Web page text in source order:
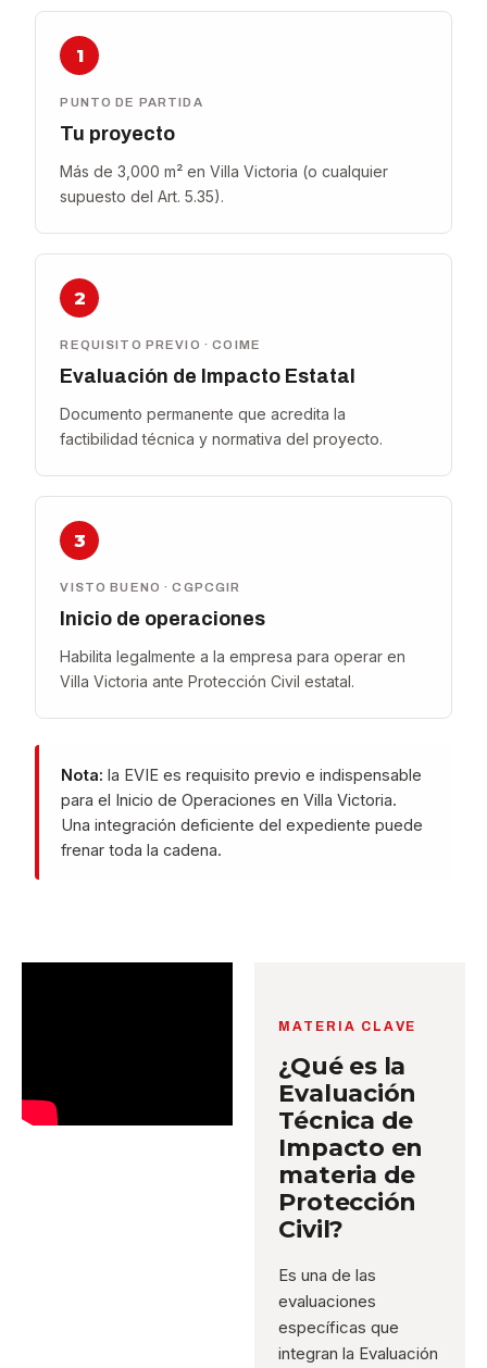
1
PUNTO DE PARTIDA
Tu proyecto
Más de 3,000 m² en Villa Victoria (o cualquier
supuesto del Art. 5.35).
2
REQUISITO PREVIO · COIME
Evaluación de Impacto Estatal
Documento permanente que acredita la
factibilidad técnica y normativa del proyecto.
3
VISTO BUENO · CGPCGIR
Inicio de operaciones
Habilita legalmente a la empresa para operar en
Villa Victoria ante Protección Civil estatal.
Nota: la EVIE es requisito previo e indispensable
para el Inicio de Operaciones en Villa Victoria.
Una integración deficiente del expediente puede
frenar toda la cadena.
MATERIA CLAVE
¿Qué es la
Evaluación
Técnica de
Impacto en
materia de
Protección
Civil?
Es una de las
evaluaciones
específicas que
integran la Evaluación